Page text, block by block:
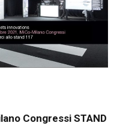
Congressi STAND